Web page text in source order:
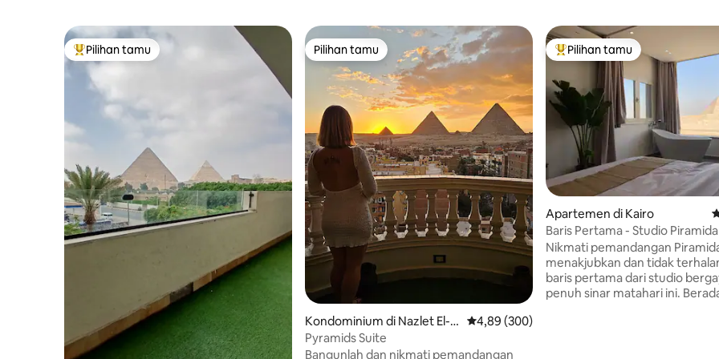
Pilihan tamu terpopuler
Pilihan tamu Pilihan tamu
Pilihan tamu
Kondominium di Nazlet El-S
emman
Nilai rata-rata 4,89 dari 5, 300 ulasan
4,89 (300)
Pyramids Suite
Bangunlah dan nikmati pemandangan
Pilihan tamu terpopuler
Pilihan tamu
Apartemen di Kairo
Baris Pertama - Studio Piramida
Nikmati pemandangan
menakjubkan dan tidak
baris pertama dari studio
penuh sinar matahari ini. Berada di lokasi